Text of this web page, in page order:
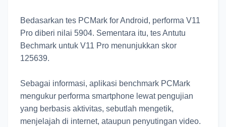
Bedasarkan tes PCMark for Android, performa V11
Pro diberi nilai 5904. Sementara itu, tes Antutu
Bechmark untuk V11 Pro menunjukkan skor
125639.
Sebagai informasi, aplikasi benchmark PCMark
mengukur performa smartphone lewat pengujian
yang berbasis aktivitas, sebutlah mengetik,
menjelajah di internet, ataupun penyutingan video.